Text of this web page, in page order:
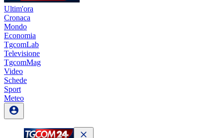
Ultim'ora
Cronaca
Mondo
Economia
TgcomLab
Televisione
TgcomMag
Video
Schede
Sport
Meteo